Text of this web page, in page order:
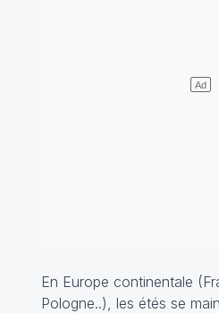
En Europe continentale
Pologne..), les étés se